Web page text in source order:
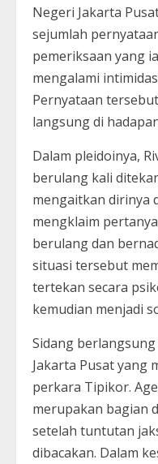
Negeri Jakarta
sejumlah
pemeriksaan yang
mengalami
Pernyataan
langsung di
Dalam pleidoinya,
berulang kali
mengaitkan dirinya
mengklaim
berulang dan
situasi tersebut
tertekan secara
kemudian menjadi
Sidang
Jakarta Pusat yang
perkara Tipikor.
merupakan bagian
setelah tuntutan
dibacakan. Dalam